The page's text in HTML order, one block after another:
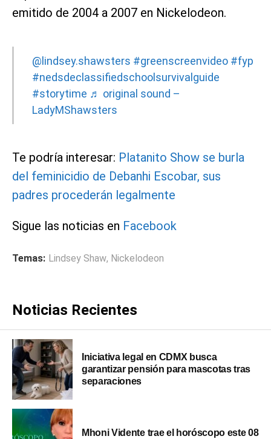
emitido de 2004 a 2007 en Nickelodeon.
@lindsey.shawsters #greenscreenvideo #fyp
#nedsdeclassifiedschoolsurvivalguide
#storytime ♬ original sound –
LadyMShawsters
Te podría interesar: Platanito Show se burla
del feminicidio de Debanhi Escobar, sus
padres procederán legalmente
Sigue las noticias en Facebook
Temas: Lindsey Shaw, Nickelodeon
Noticias Recientes
Iniciativa legal en CDMX busca
garantizar pensión para mascotas tras
separaciones
Mhoni Vidente trae el horóscopo este 08